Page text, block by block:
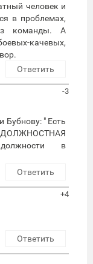
человек и
в проблемах,
команды. А
качевых,
Ответить
-3
Бубнову: " Есть
ДОЛЖНОСТНАЯ
в
Ответить
+4
Ответить